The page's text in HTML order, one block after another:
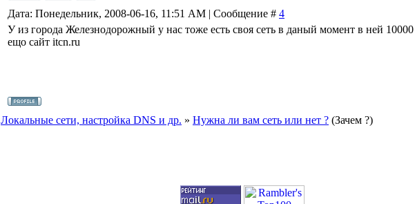
Дата: Понедельник, 2008-06-16, 11:51 AM | Сообщение # 4
У из города Железнодорожный у нас тоже есть своя сеть в даный момент в ней
ещо сайт itcn.ru
Локальные сети, настройка DNS и др. » Нужна ли вам сеть или нет ? (Зачем ?)